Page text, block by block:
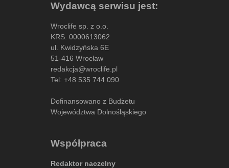
Wydawcą serwisu jest:
Wroclife sp. z o.o.
KRS: 0000613062
ul. Kwidzyńska 6E
51-416 Wrocław
redakcja@wroclife.pl
Tel: +48 535 744 090
Dofinansowano z Budżetu
Województwa Dolnośląskiego
Współpraca
Redaktor naczelny